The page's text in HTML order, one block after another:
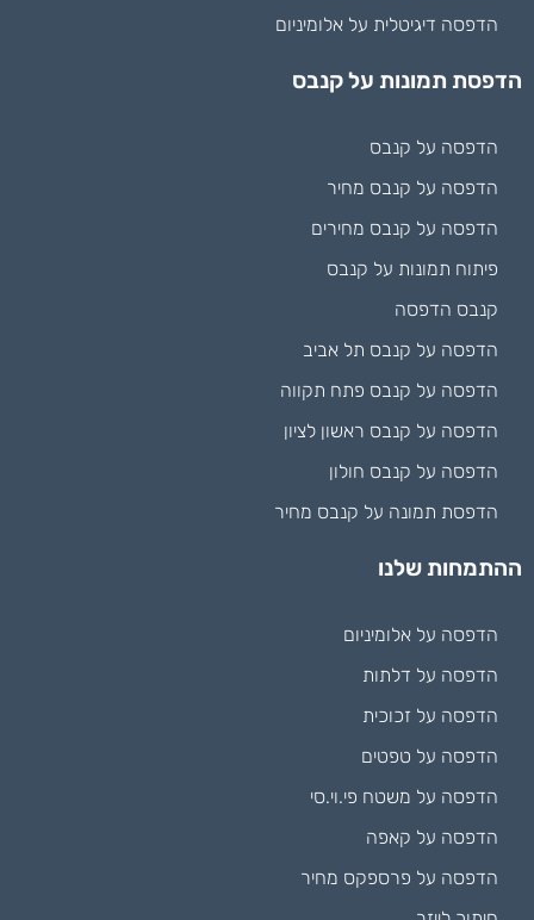
הדפסה דיגיטלית על אלומיניום
הדפסת תמונות על קנבס
הדפסה על קנבס
הדפסה על קנבס מחיר
הדפסה על קנבס מחירים
פיתוח תמונות על קנבס
קנבס הדפסה
הדפסה על קנבס תל אביב
הדפסה על קנבס פתח תקווה
הדפסה על קנבס ראשון לציון
הדפסה על קנבס חולון
הדפסת תמונה על קנבס מחיר
ההתמחות שלנו
הדפסה על אלומיניום
הדפסה על דלתות
הדפסה על זכוכית
הדפסה על טפטים
הדפסה על משטח פי.וי.סי
הדפסה על קאפה
הדפסה על פרספקס מחיר